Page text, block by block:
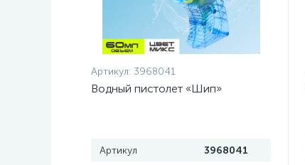
Артикул: 3968041
Водный пистолет «Шип»
Артикул
3968041